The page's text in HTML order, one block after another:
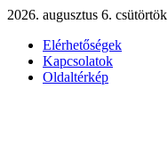
2026. augusztus 6. csütörtök
Elérhetőségek
Kapcsolatok
Oldaltérkép